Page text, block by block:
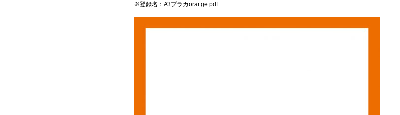
※登録名：A3プラカorange.pdf